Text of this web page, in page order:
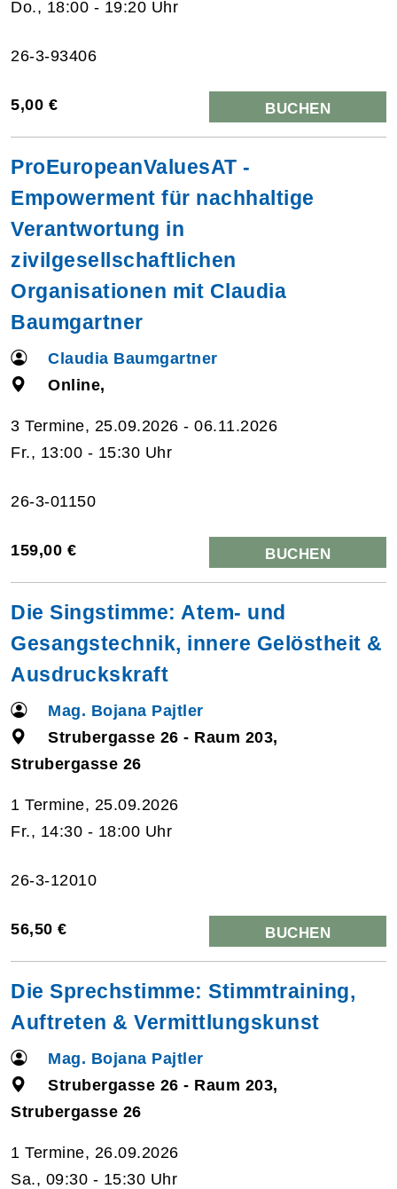
Do., 18:00 - 19:20 Uhr
26-3-93406
5,00 € BUCHEN
ProEuropeanValuesAT -
Empowerment für nachhaltige
Verantwortung in
zivilgesellschaftlichen
Organisationen mit Claudia
Baumgartner
Claudia Baumgartner
Online,
3 Termine, 25.09.2026 - 06.11.2026
Fr., 13:00 - 15:30 Uhr
26-3-01150
159,00 € BUCHEN
Die Singstimme: Atem- und
Gesangstechnik, innere Gelöstheit &
Ausdruckskraft
Mag. Bojana Pajtler
Strubergasse 26 - Raum 203,
Strubergasse 26
1 Termine, 25.09.2026
Fr., 14:30 - 18:00 Uhr
26-3-12010
56,50 € BUCHEN
Die Sprechstimme: Stimmtraining,
Auftreten & Vermittlungskunst
Mag. Bojana Pajtler
Strubergasse 26 - Raum 203,
Strubergasse 26
1 Termine, 26.09.2026
Sa., 09:30 - 15:30 Uhr